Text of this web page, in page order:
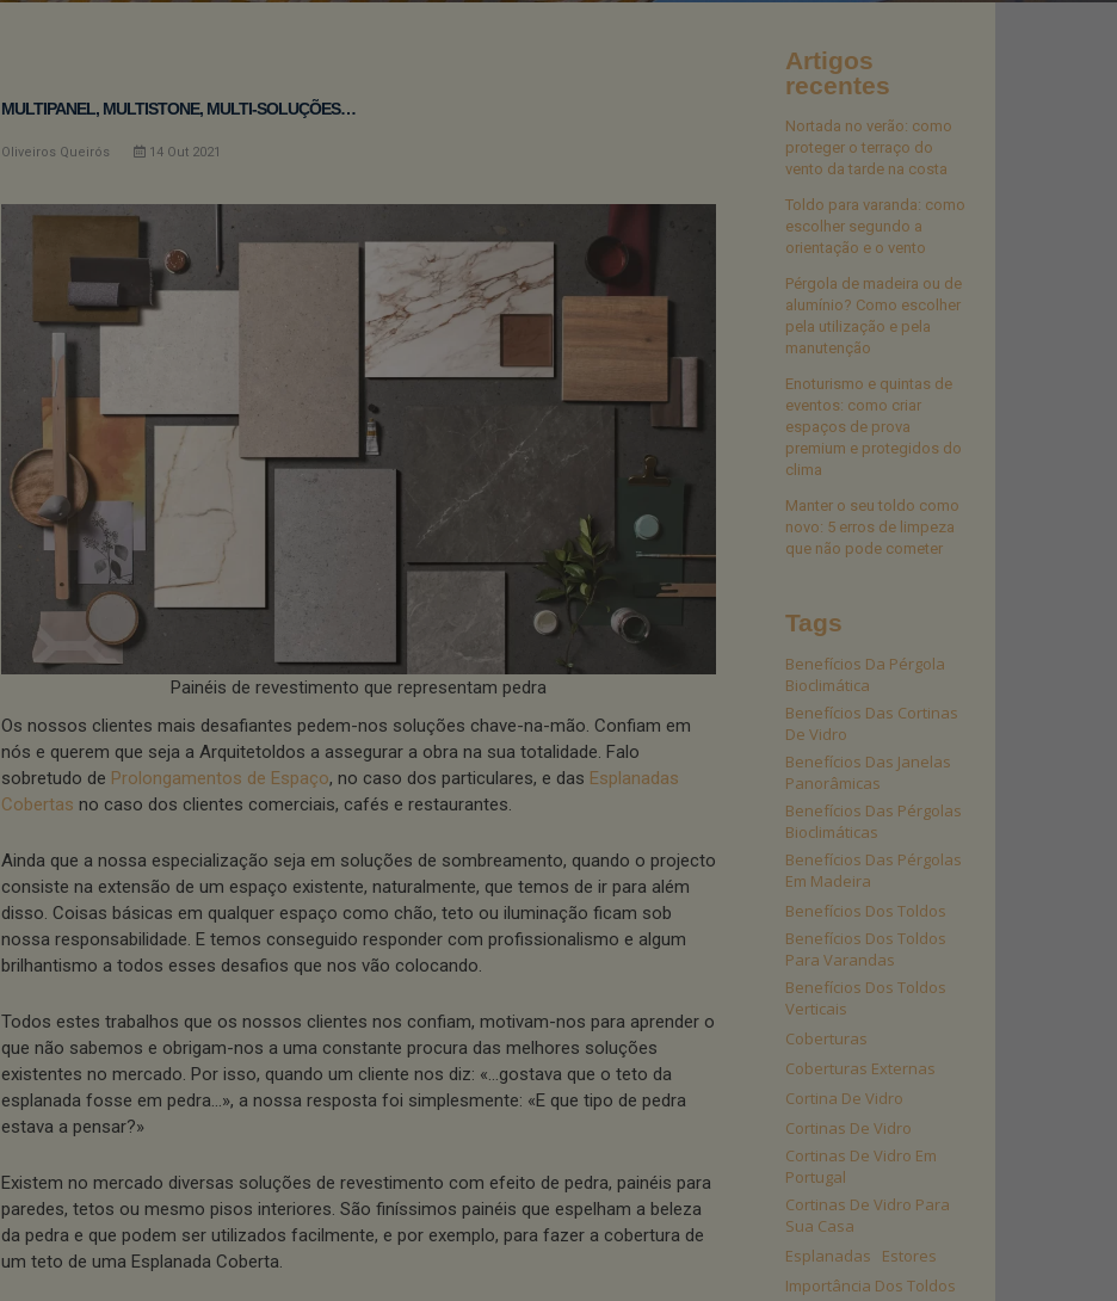
MULTIPANEL, MULTISTONE, MULTI-SOLUÇÕES…
Oliveiros Queirós 14 Out 2021
Painéis de revestimento que representam pedra
Os nossos clientes mais desafiantes pedem-nos soluções chave-na-mão. Confiam em
nós e querem que seja a Arquitetoldos a assegurar a obra na sua totalidade. Falo
sobretudo de Prolongamentos de Espaço, no caso dos particulares, e das Esplanadas
Cobertas no caso dos clientes comerciais, cafés e restaurantes.
Ainda que a nossa especialização seja em soluções de sombreamento, quando o projecto
consiste na extensão de um espaço existente, naturalmente, que temos de ir para além
disso. Coisas básicas em qualquer espaço como chão, teto ou iluminação ficam sob
nossa responsabilidade. E temos conseguido responder com profissionalismo e algum
brilhantismo a todos esses desafios que nos vão colocando.
Todos estes trabalhos que os nossos clientes nos confiam, motivam-nos para aprender o
que não sabemos e obrigam-nos a uma constante procura das melhores soluções
existentes no mercado. Por isso, quando um cliente nos diz: «…gostava que o teto da
esplanada fosse em pedra…», a nossa resposta foi simplesmente: «E que tipo de pedra
estava a pensar?»
Existem no mercado diversas soluções de revestimento com efeito de pedra, painéis para
paredes, tetos ou mesmo pisos interiores. São finíssimos painéis que espelham a beleza
da pedra e que podem ser utilizados facilmente, e por exemplo, para fazer a cobertura de
um teto de uma Esplanada Coberta.
Artigos
recentes
Nortada no verão: como
proteger o terraço do
vento da tarde na costa
Toldo para varanda: como
escolher segundo a
orientação e o vento
Pérgola de madeira ou de
alumínio? Como escolher
pela utilização e pela
manutenção
Enoturismo e quintas de
eventos: como criar
espaços de prova
premium e protegidos do
clima
Manter o seu toldo como
novo: 5 erros de limpeza
que não pode cometer
Tags
Benefícios Da Pérgola
Bioclimática
Benefícios Das Cortinas
De Vidro
Benefícios Das Janelas
Panorâmicas
Benefícios Das Pérgolas
Bioclimáticas
Benefícios Das Pérgolas
Em Madeira
Benefícios Dos Toldos
Benefícios Dos Toldos
Para Varandas
Benefícios Dos Toldos
Verticais
Coberturas
Coberturas Externas
Cortina De Vidro
Cortinas De Vidro
Cortinas De Vidro Em
Portugal
Cortinas De Vidro Para
Sua Casa
Esplanadas
Estores
Importância Dos Toldos